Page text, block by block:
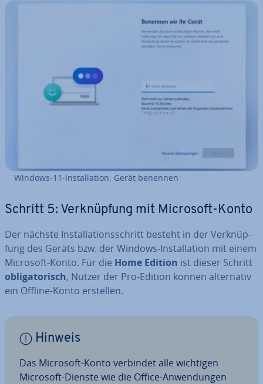
Windows-11-In­stal­la­ti­on: Gerät benennen
Schritt 5: Ver­knüp­fung mit Microsoft-Konto
Der nächste In­stal­la­ti­ons­schritt besteht in der Ver­knüp­
fung des Geräts bzw. der Windows-In­stal­la­ti­on mit einem
Microsoft-Konto. Für die Home Edition ist dieser Schritt
ob­li­ga­to­risch, Nutzer der Pro-Edition können al­ter­na­tiv
ein Offline-Konto erstellen.
Hinweis
Das Microsoft-Konto verbindet alle wichtigen
Microsoft-Dienste wie die Office-An­wen­dun­gen